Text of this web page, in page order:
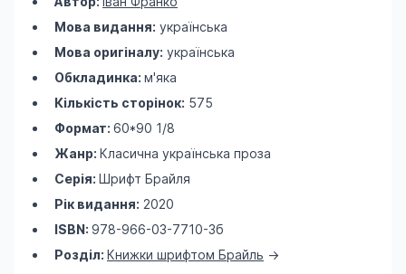
Мова видання: українська
Мова оригіналу: українська
Обкладинка: м'яка
Кількість сторінок: 575
Формат: 60*90 1/8
Жанр: Класична українська проза
Серія: Шрифт Брайля
Рік видання: 2020
ISBN: 978-966-03-7710-3б
Розділ: Книжки шрифтом Брайль ->